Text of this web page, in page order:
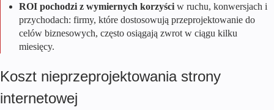
ROI pochodzi z wymiernych korzyści w ruchu, konwersjach i
przychodach: firmy, które dostosowują przeprojektowanie do
celów biznesowych, często osiągają zwrot w ciągu kilku
miesięcy.
Koszt nieprzeprojektowania strony
internetowej